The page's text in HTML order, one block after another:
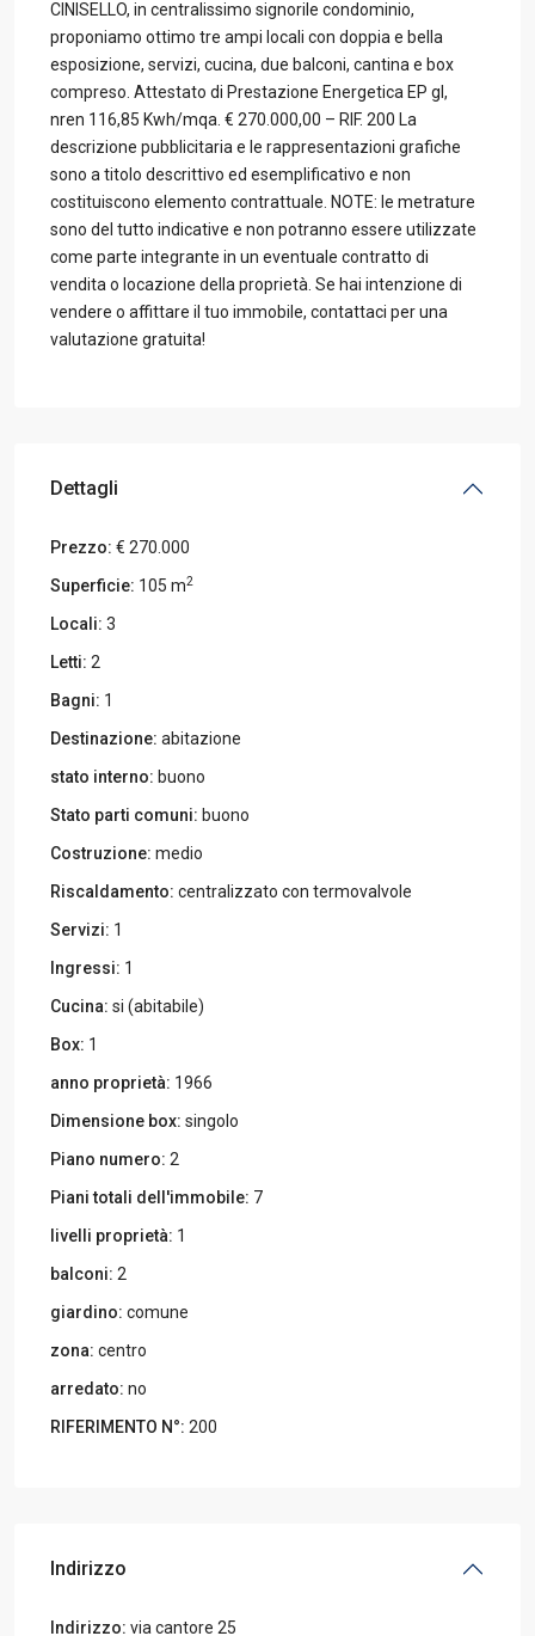
CINISELLO, in centralissimo signorile condominio,
proponiamo ottimo tre ampi locali con doppia e bella
esposizione, servizi, cucina, due balconi, cantina e box
compreso. Attestato di Prestazione Energetica EP gl,
nren 116,85 Kwh/mqa. € 270.000,00 – RIF. 200 La
descrizione pubblicitaria e le rappresentazioni grafiche
sono a titolo descrittivo ed esemplificativo e non
costituiscono elemento contrattuale. NOTE: le metrature
sono del tutto indicative e non potranno essere utilizzate
come parte integrante in un eventuale contratto di
vendita o locazione della proprietà. Se hai intenzione di
vendere o affittare il tuo immobile, contattaci per una
valutazione gratuita!
Dettagli
Prezzo: € 270.000
Superficie: 105 m2
Locali: 3
Letti: 2
Bagni: 1
Destinazione: abitazione
stato interno: buono
Stato parti comuni: buono
Costruzione: medio
Riscaldamento: centralizzato con termovalvole
Servizi: 1
Ingressi: 1
Cucina: si (abitabile)
Box: 1
anno proprietà: 1966
Dimensione box: singolo
Piano numero: 2
Piani totali dell'immobile: 7
livelli proprietà: 1
balconi: 2
giardino: comune
zona: centro
arredato: no
RIFERIMENTO N°: 200
Indirizzo
Indirizzo: via cantore 25